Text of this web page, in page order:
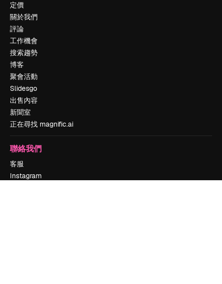
定價
關於我們
評論
工作機會
搜索趨勢
博客
聚會活動
Slidesgo
出售內容
新聞室
正在尋找 magnific.ai
聯絡我們
客服
Instagram